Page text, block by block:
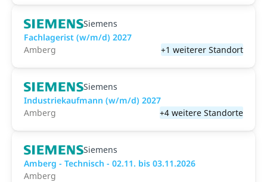
Siemens
Fachlagerist (w/m/d) 2027
Amberg
+1 weiterer Standort
Siemens
Industriekaufmann (w/m/d) 2027
Amberg
+4 weitere Standorte
Siemens
Amberg - Technisch - 02.11. bis 03.11.2026
Amberg